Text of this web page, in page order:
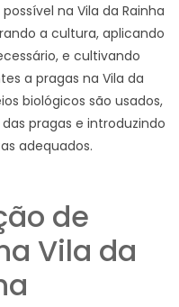
na Vila da Rainha
a cultura, aplicando
e cultivando
a pragas na Vila da
biológicos são usados,
pragas e introduzindo
adequados.
de
Vila da